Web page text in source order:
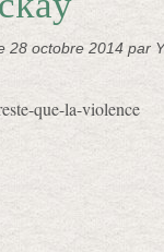
28 octobre 2014 par